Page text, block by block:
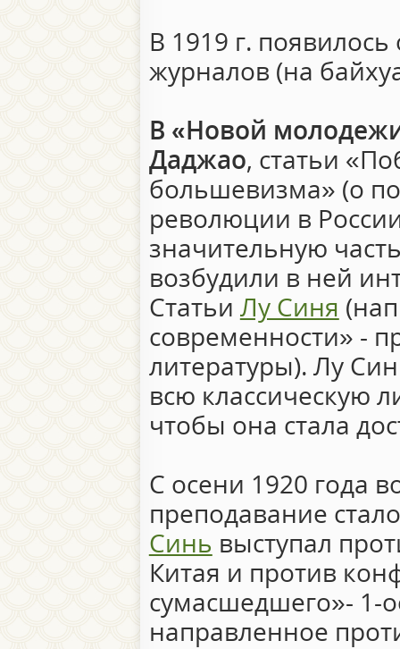
В 1919 г.
журналов (на
В «Новой
Даджао, статьи
большевизма» (о
революции в
значительную
возбудили в ней
Статьи Лу Синя
современности» -
литературы). Лу
всю классическую
чтобы она стала
С осени 1920 года
преподавание
Синь выступал
Китая и против
сумасшедшего»- 1-
направленное